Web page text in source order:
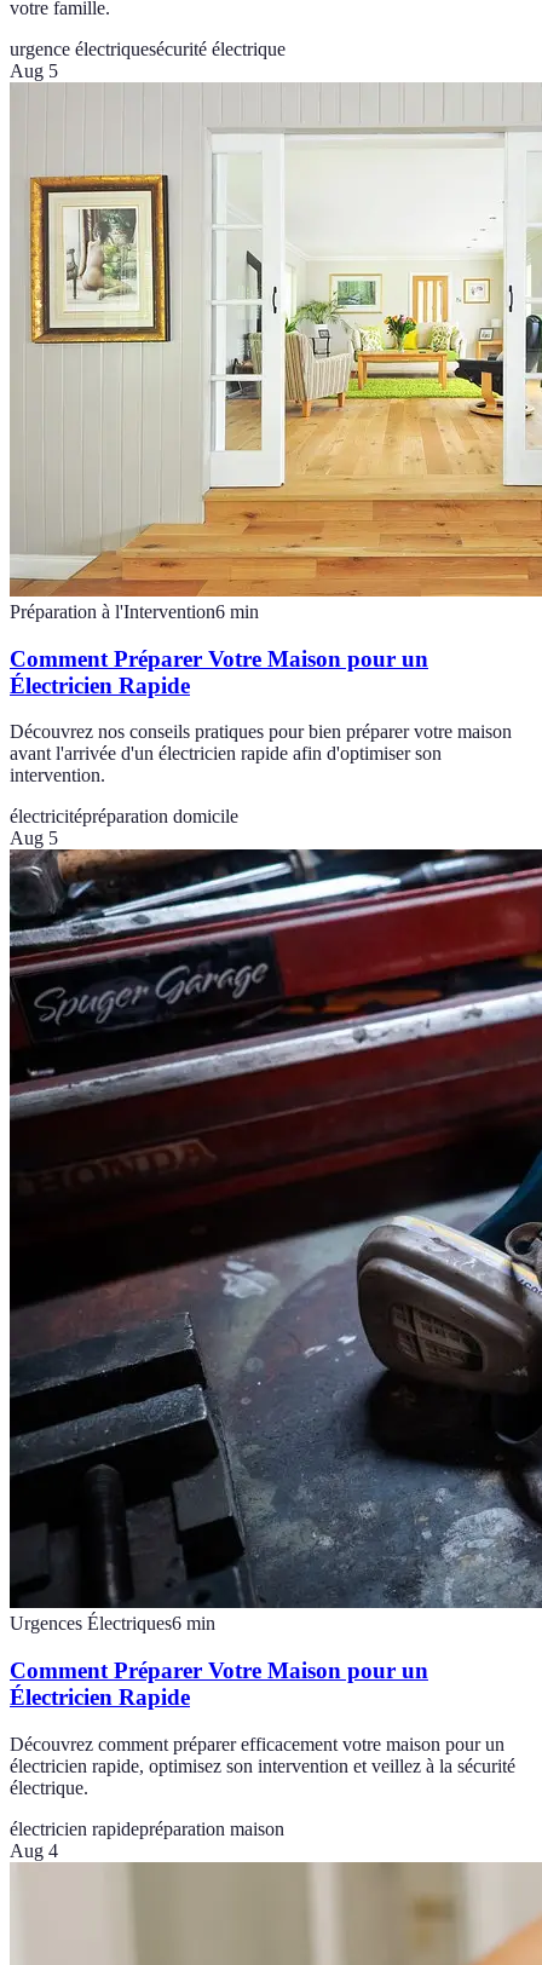
votre famille.
urgence électriquesécurité électrique
Aug 5
Préparation à l'Intervention6 min
Comment Préparer Votre Maison pour un
Électricien Rapide
Découvrez nos conseils pratiques pour bien préparer votre maison
avant l'arrivée d'un électricien rapide afin d'optimiser son
intervention.
électricitépréparation domicile
Aug 5
Urgences Électriques6 min
Comment Préparer Votre Maison pour un
Électricien Rapide
Découvrez comment préparer efficacement votre maison pour un
électricien rapide, optimisez son intervention et veillez à la sécurité
électrique.
électricien rapidepréparation maison
Aug 4